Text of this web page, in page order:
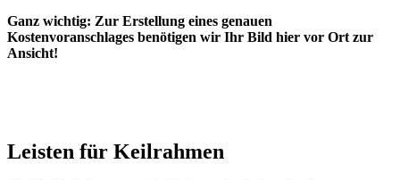
Ganz wichtig: Zur Erstellung eines genauen
Kostenvoranschlages benötigen wir Ihr Bild hier vor Ort zur
Ansicht!
Leisten für Keilrahmen